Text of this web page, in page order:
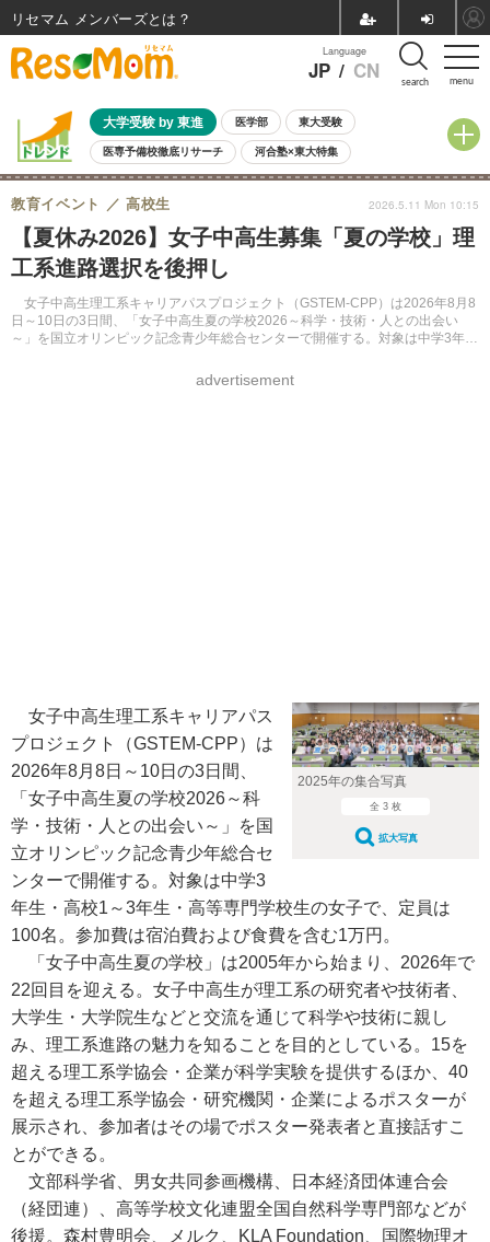
menu
Language
JP / CN search
大学受験 by 東進 医学部 東大受験
医専予備校徹底リサーチ 河合塾×東大特集
親子で考える大学選び 高校受験 中学受験 小学校受験
共通テスト 夏休み
8月開催イベント・WS 全国公立高校 過去問 人気記事
自由研究教材（小学生向け） 自由研究教材（中学生向け）
【夏休み2026】女子中高生募集「夏の学校」理
工系進路選択を後押し
女子中高生理工系キャリアパスプロジェクト（GSTEM-CPP）は2026年8月8
日～10日の3日間、「女子中高生夏の学校2026～科学・技術・人との出会い
～」を国立オリンピック記念青少年総合センターで開催する。対象は中学3年
教育イベント 高校生
advertisement
2026.5.11 Mon 10:15
2025年の集合写真
全 3 枚
拡大写真
女子中高生理工系キャリアパス
プロジェクト（GSTEM-CPP）は
2026年8月8日～10日の3日間、
「女子中高生夏の学校2026～科
学・技術・人との出会い～」を国
立オリンピック記念青少年総合セ
ンターで開催する。対象は中学3
年生・高校1～3年生・高等専門学校生の女子で、定員は
100名。参加費は宿泊費および食費を含む1万円。
「女子中高生夏の学校」は2005年から始まり、2026年で
22回目を迎える。女子中高生が理工系の研究者や技術者、
大学生・大学院生などと交流を通じて科学や技術に親し
み、理工系進路の魅力を知ることを目的としている。15を
超える理工系学協会・企業が科学実験を提供するほか、40
を超える理工系学協会・研究機関・企業によるポスターが
展示され、参加者はその場でポスター発表者と直接話すこ
とができる。
文部科学省、男女共同参画機構、日本経済団体連合会
（経団連）、高等学校文化連盟全国自然科学専門部などが
後援。森村豊明会、メルク、KLA Foundation、国際物理オ
リセマム メンバーズ